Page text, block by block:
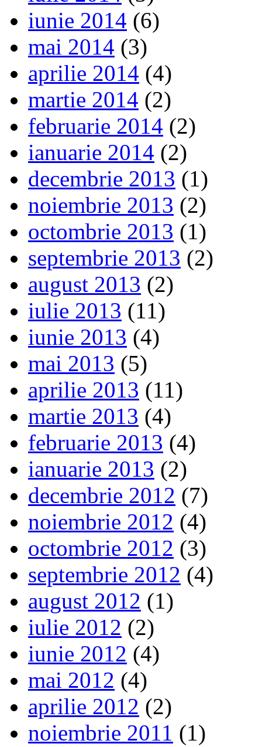
iunie 2014 (6)
mai 2014 (3)
aprilie 2014 (4)
martie 2014 (2)
februarie 2014 (2)
ianuarie 2014 (2)
decembrie 2013 (1)
noiembrie 2013 (2)
octombrie 2013 (1)
septembrie 2013 (2)
august 2013 (2)
iulie 2013 (11)
iunie 2013 (4)
mai 2013 (5)
aprilie 2013 (11)
martie 2013 (4)
februarie 2013 (4)
ianuarie 2013 (2)
decembrie 2012 (7)
noiembrie 2012 (4)
octombrie 2012 (3)
septembrie 2012 (4)
august 2012 (1)
iulie 2012 (2)
iunie 2012 (4)
mai 2012 (4)
aprilie 2012 (2)
noiembrie 2011 (1)